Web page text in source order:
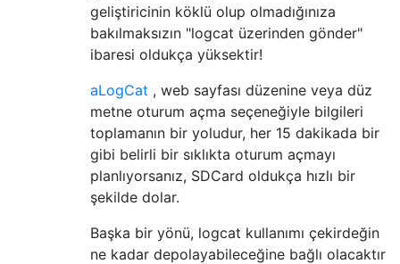
geliştiricinin köklü olup olmadığınıza
bakılmaksızın "logcat üzerinden gönder"
ibaresi oldukça yüksektir!
aLogCat , web sayfası düzenine veya düz
metne oturum açma seçeneğiyle bilgileri
toplamanın bir yoludur, her 15 dakikada bir
gibi belirli bir sıklıkta oturum açmayı
planlıyorsanız, SDCard oldukça hızlı bir
şekilde dolar.
Başka bir yönü, logcat kullanımı çekirdeğin
ne kadar depolayabileceğine bağlı olacaktır